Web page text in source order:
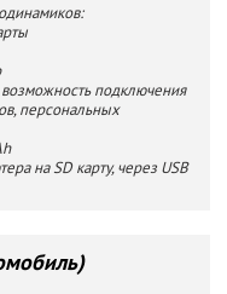
подключения
персональных
на SD карту, через USB